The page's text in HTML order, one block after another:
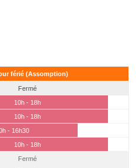
férié (Assomption)
Fermé
10h - 18h
10h - 18h
- 16h30
10h - 18h
Fermé